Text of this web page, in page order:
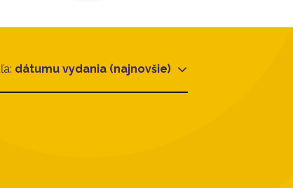
dátumu vydania (najnovšie)